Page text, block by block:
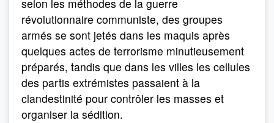
selon les méthodes de la guerre
révolutionnaire communiste, des groupes
armés se sont jetés dans les maquis après
quelques actes de terrorisme minutieusement
préparés, tandis que dans les villes les cellules
des partis extrémistes passaient à la
clandestinité pour contrôler les masses et
organiser la sédition.